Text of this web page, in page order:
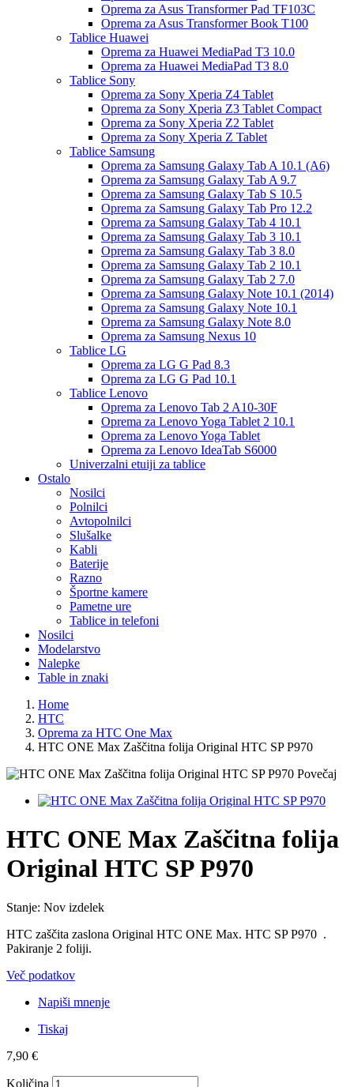
Oprema za Asus Transformer Pad TF103C
Oprema za Asus Transformer Book T100
Tablice Huawei
Oprema za Huawei MediaPad T3 10.0
Oprema za Huawei MediaPad T3 8.0
Tablice Sony
Oprema za Sony Xperia Z4 Tablet
Oprema za Sony Xperia Z3 Tablet Compact
Oprema za Sony Xperia Z2 Tablet
Oprema za Sony Xperia Z Tablet
Tablice Samsung
Oprema za Samsung Galaxy Tab A 10.1 (A6)
Oprema za Samsung Galaxy Tab A 9.7
Oprema za Samsung Galaxy Tab S 10.5
Oprema za Samsung Galaxy Tab Pro 12.2
Oprema za Samsung Galaxy Tab 4 10.1
Oprema za Samsung Galaxy Tab 3 10.1
Oprema za Samsung Galaxy Tab 3 8.0
Oprema za Samsung Galaxy Tab 2 10.1
Oprema za Samsung Galaxy Tab 2 7.0
Oprema za Samsung Galaxy Note 10.1 (2014)
Oprema za Samsung Galaxy Note 10.1
Oprema za Samsung Galaxy Note 8.0
Oprema za Samsung Nexus 10
Tablice LG
Oprema za LG G Pad 8.3
Oprema za LG G Pad 10.1
Tablice Lenovo
Oprema za Lenovo Tab 2 A10-30F
Oprema za Lenovo Yoga Tablet 2 10.1
Oprema za Lenovo Yoga Tablet
Oprema za Lenovo IdeaTab S6000
Univerzalni etuiji za tablice
Ostalo
Nosilci
Polnilci
Avtopolnilci
Slušalke
Kabli
Baterije
Razno
Športne kamere
Pametne ure
Tablice in telefoni
Nosilci
Modelarstvo
Nalepke
Table in znaki
Home
HTC
Oprema za HTC One Max
HTC ONE Max Zaščitna folija Original HTC SP P970
Povečaj
HTC ONE Max Zaščitna folija
Original HTC SP P970
Stanje: Nov izdelek
HTC zaščita zaslona Original HTC ONE Max. HTC SP P970 .
Pakiranje 2 foliji.
Več podatkov
Napiši mnenje
Tiskaj
7,90 €
Količina